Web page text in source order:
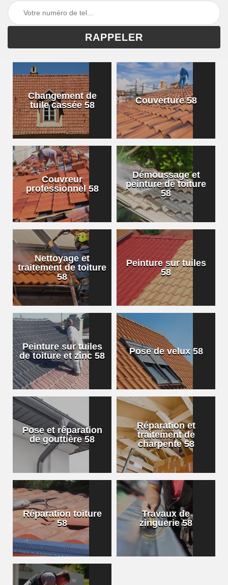
Changement de
tuile cassée 58
Couverture 58
Couvreur
professionnel 58
Démoussage et
peinture de toiture
58
Nettoyage et
traitement de toiture
58
Peinture sur tuiles
58
Peinture sur tuiles
de toiture et zinc 58
Pose de velux 58
Pose et réparation
de gouttière 58
Réparation et
traitement de
charpente 58
Réparation toiture
58
Travaux de
zinguerie 58